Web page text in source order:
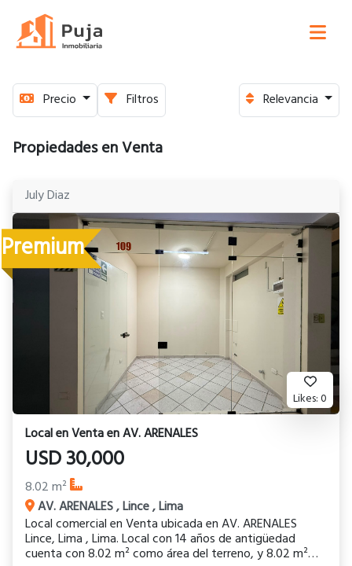
Precio Filtros Relevancia
Propiedades en Venta
July Diaz
Likes:0
Premium
LocalenVentaenAV. ARENALES
USD30,000
8.02m²
AV. ARENALES,Lince,Lima
Local comercial en Venta ubicada en AV. ARENALES
Lince, Lima , Lima. Local con 14 años de antigüedad
cuenta con 8.02 m² como área del terreno, y 8.02 m²